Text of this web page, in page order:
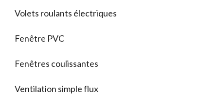
Volets roulants électriques
Fenêtre PVC
Fenêtres coulissantes
Ventilation simple flux